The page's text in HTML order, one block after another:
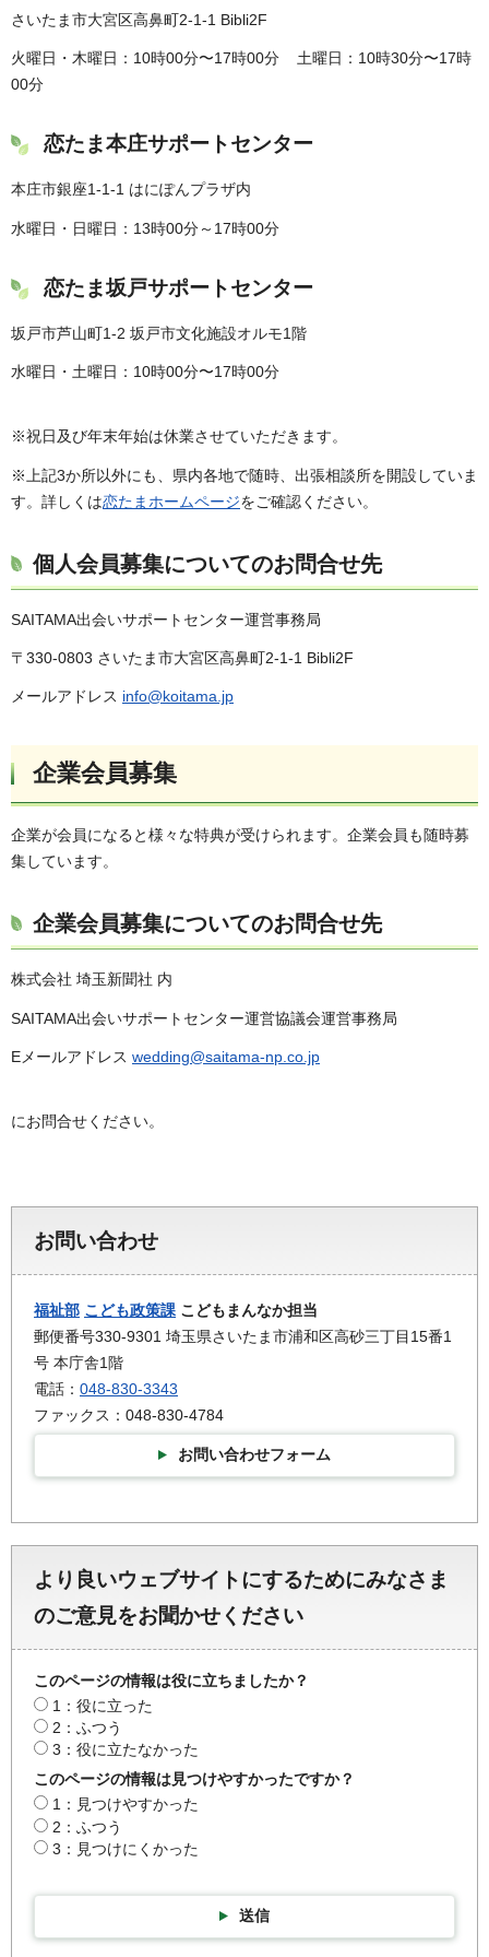
さいたま市大宮区高鼻町2-1-1 Bibli2F
火曜日・木曜日：10時00分〜17時00分 土曜日：10時30分〜17時
00分
恋たま本庄サポートセンター
本庄市銀座1-1-1 はにぽんプラザ内
水曜日・日曜日：13時00分～17時00分
恋たま坂戸サポートセンター
坂戸市芦山町1-2 坂戸市文化施設オルモ1階
水曜日・土曜日：10時00分〜17時00分
※祝日及び年末年始は休業させていただきます。
※上記3か所以外にも、県内各地で随時、出張相談所を開設していま
す。詳しくは恋たまホームページをご確認ください。
個人会員募集についてのお問合せ先
SAITAMA出会いサポートセンター運営事務局
〒330-0803 さいたま市大宮区高鼻町2-1-1 Bibli2F
メールアドレス info@koitama.jp
企業会員募集
企業が会員になると様々な特典が受けられます。企業会員も随時募
集しています。
企業会員募集についてのお問合せ先
株式会社 埼玉新聞社 内
SAITAMA出会いサポートセンター運営協議会運営事務局
Eメールアドレス wedding@saitama-np.co.jp
にお問合せください。
お問い合わせ
福祉部 こども政策課 こどもまんなか担当
郵便番号330-9301 埼玉県さいたま市浦和区高砂三丁目15番1
号 本庁舎1階
電話： 048-830-3343
ファックス：048-830-4784
お問い合わせフォーム
より良いウェブサイトにするためにみなさま
のご意見をお聞かせください
このページの情報は役に立ちましたか？
1：役に立った
2：ふつう
3：役に立たなかった
このページの情報は見つけやすかったですか？
1：見つけやすかった
2：ふつう
3：見つけにくかった
送信